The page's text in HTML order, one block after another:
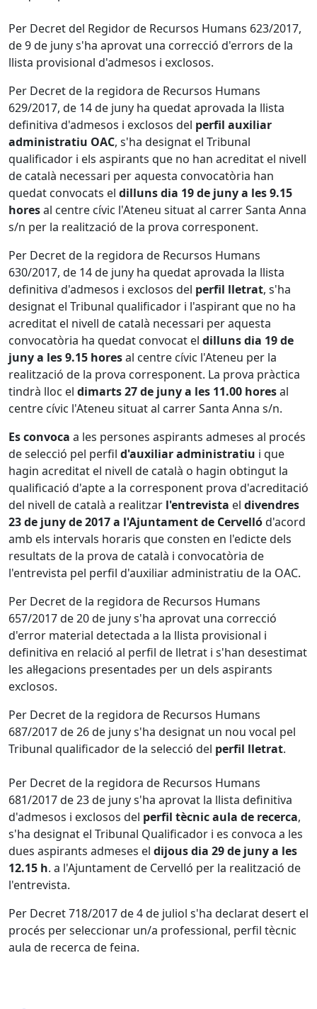
Per Decret del Regidor de Recursos Humans 623/2017,
de 9 de juny s'ha aprovat una correcció d'errors de la
llista provisional d'admesos i exclosos.
Per Decret de la regidora de Recursos Humans
629/2017, de 14 de juny ha quedat aprovada la llista
definitiva d'admesos i exclosos del perfil auxiliar
administratiu OAC, s'ha designat el Tribunal
qualificador i els aspirants que no han acreditat el nivell
de català necessari per aquesta convocatòria han
quedat convocats el dilluns dia 19 de juny a les 9.15
horesal centre cívic l'Ateneu situat al carrer Santa Anna
s/n per la realització de la prova corresponent.
Per Decret de la regidora de Recursos Humans
630/2017, de 14 de juny ha quedat aprovada la llista
definitiva d'admesos i exclosos del perfil lletrat, s'ha
designat el Tribunal qualificador i l'aspirant que no ha
acreditat el nivell de català necessari per aquesta
convocatòria ha quedat convocat el dilluns dia 19 de
juny a les 9.15 horesal centre cívic l'Ateneu per la
realització de la prova corresponent. La prova pràctica
tindrà lloc el dimarts 27 de juny a les 11.00 horesal
centre cívic l'Ateneu situat al carrer Santa Anna s/n.
Es convoca a les persones aspirants admeses al procés
de selecció pel perfil d'auxiliar administratiu i que
hagin acreditat el nivell de català o hagin obtingut la
qualificació d'apte a la corresponent prova d'acreditació
del nivell de català a realitzar l'entrevista el divendres
23 de juny de 2017 a l'Ajuntament de Cervellód'acord
amb els intervals horaris que consten en l'edicte dels
resultats de la prova de català i convocatòria de
l'entrevista pel perfil d'auxiliar administratiu de la OAC.
Per Decret de la regidora de Recursos Humans
657/2017 de 20 de juny s'ha aprovat una correcció
d'error material detectada a la llista provisional i
definitiva en relació al perfil de lletrat i s'han desestimat
les al·legacions presentades per un dels aspirants
exclosos.
Per Decret de la regidora de Recursos Humans
687/2017 de 26 de juny s'ha designat un nou vocal pel
Tribunal qualificador de la selecció del perfil lletrat.
Per Decret de la regidora de Recursos Humans
681/2017 de 23 de juny s'ha aprovat la llista definitiva
d'admesos i exclosos del perfil tècnic aula de recerca,
s'ha designat el Tribunal Qualificador i es convoca a les
dues aspirants admeses el dijous dia 29 de juny a les
12.15 h. a l'Ajuntament de Cervelló per la realització de
l'entrevista.
Per Decret 718/2017 de 4 de juliol s'ha declarat desert el
procés per seleccionar un/a professional, perfil tècnic
aula de recerca de feina.